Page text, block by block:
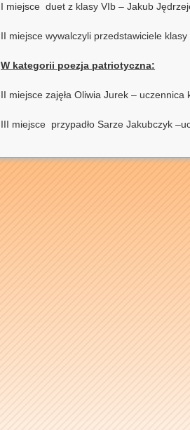
I miejsce duet z klasy VIb – Jakub
II miejsce wywalczyli przedstawiciele
W kategorii poezja patriotyczna:
II miejsce zajęła Oliwia Jurek – uczennica
III miejsce przypadło Sarze Jakubczyk